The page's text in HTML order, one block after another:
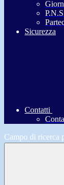
Sicurezza
Contatti
Campo di ricerca